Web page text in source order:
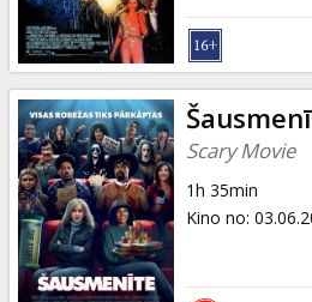
Scary Movie
1h 35min
Kino no: